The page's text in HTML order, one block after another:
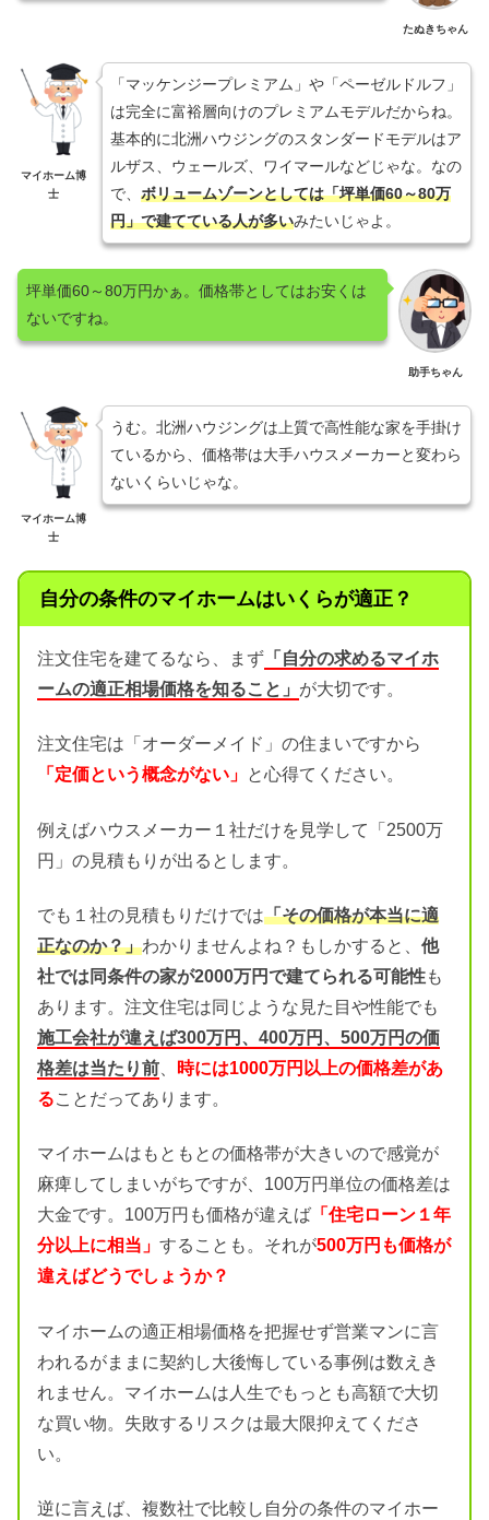
たぬきちゃん
マイホーム博
士
「マッケンジープレミアム」や「ペーゼルドルフ」
は完全に富裕層向けのプレミアムモデルだからね。
基本的に北洲ハウジングのスタンダードモデルはア
ルザス、ウェールズ、ワイマールなどじゃな。なの
で、 ボリュームゾーンとしては「坪単価60～80万
円」で建てている人が多いみたいじゃよ。
助手ちゃん
坪単価60～80万円かぁ。価格帯としてはお安くは
ないですね。
マイホーム博
士
うむ。北洲ハウジングは上質で高性能な家を手掛け
ているから、価格帯は大手ハウスメーカーと変わら
ないくらいじゃな。
自分の条件のマイホームはいくらが適正？
注文住宅を建てるなら、まず 「自分の求めるマイホ
ームの適正相場価格を知ること」 が大切です。
注文住宅は「オーダーメイド」の住まいですから
「定価という概念がない」 と心得てください。
例えばハウスメーカー１社だけを見学して「2500万
円」の見積もりが出るとします。
でも１社の見積もりだけでは「その価格が本当に適
正なのか？」わかりませんよね？もしかすると、 他
社では同条件の家が2000万円で建てられる可能性も
あります。注文住宅は同じような見た目や性能でも
施工会社が違えば300万円、400万円、500万円の価
格差は当たり前
時には1000万円以上の価格差があ
ることだってあります。
マイホームはもともとの価格帯が大きいので感覚が
麻痺してしまいがちですが、100万円単位の価格差は
大金です。100万円も価格が違えば 「住宅ローン１年
分以上に相当」 することも。それが500万円も価格が
違えばどうでしょうか？
マイホームの適正相場価格を把握せず営業マンに言
われるがままに契約し大後悔している事例は数えき
れません。マイホームは人生でもっとも高額で大切
な買い物。失敗するリスクは最大限抑えてくださ
い。
逆に言えば、複数社で比較し自分の条件のマイホー